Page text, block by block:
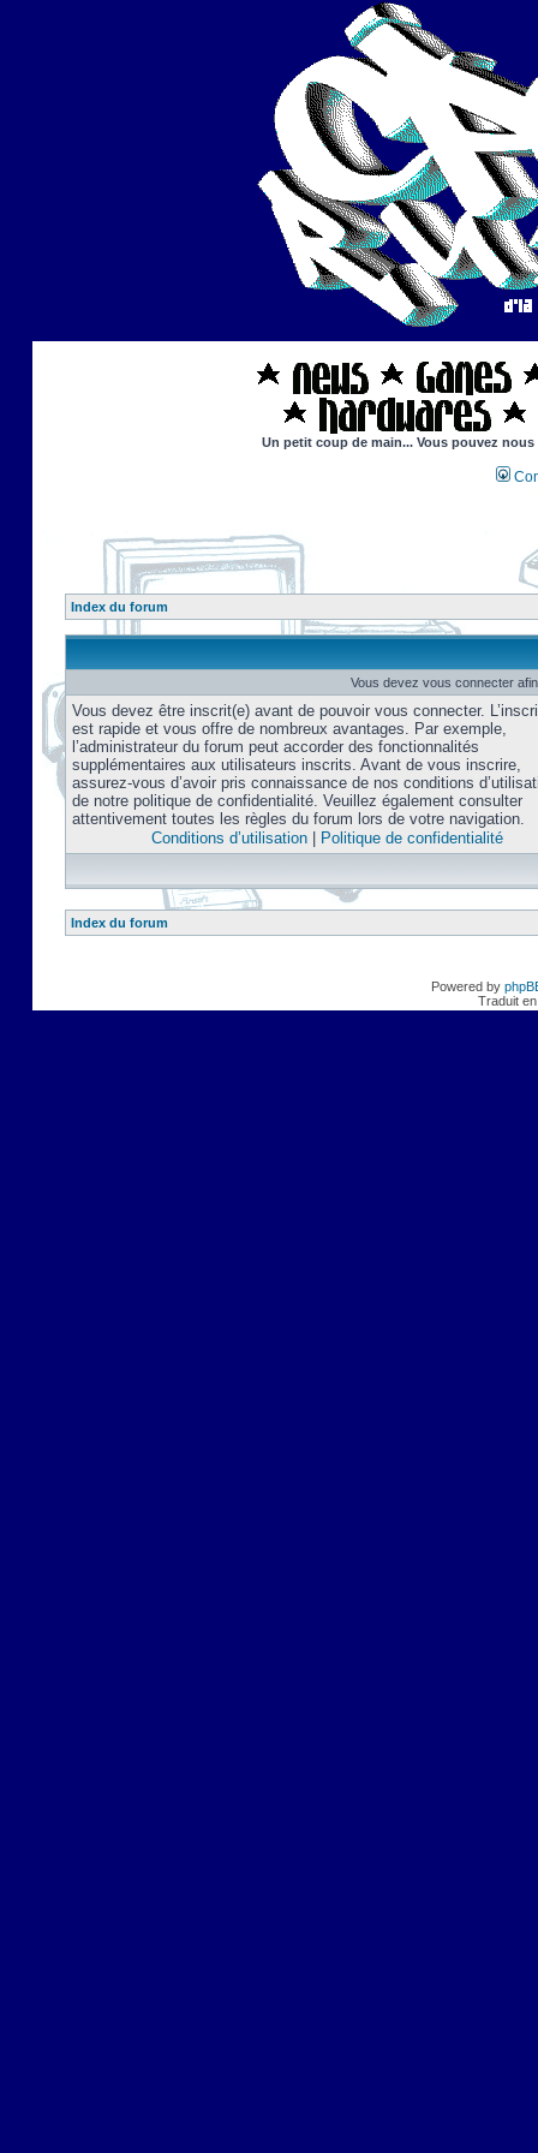
Un petit coup de main... Vous pouvez
Index du forum
Vous devez vous connecter
Vous devez être inscrit(e) avant de pouvoir vous connecter.
est rapide et vous offre de nombreux avantages. Par exemple,
l’administrateur du forum peut accorder des fonctionnalités
supplémentaires aux utilisateurs inscrits. Avant de vous inscrire,
assurez-vous d’avoir pris connaissance de nos conditions
de notre politique de confidentialité. Veuillez également consulter
attentivement toutes les règles du forum lors de votre navigation.
Conditions d’utilisation| Politique de confidentialité
Index du forum
Powered by
Traduit